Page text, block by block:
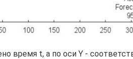
время t, а по оси Y -